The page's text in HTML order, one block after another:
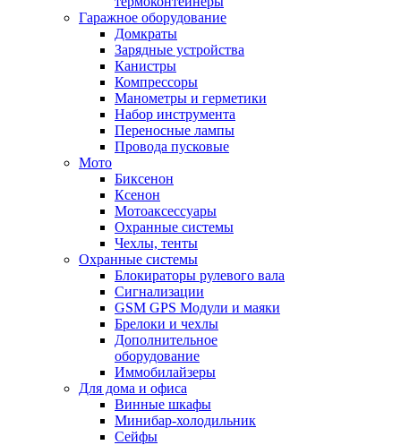
Гаражное оборудование
Домкраты
Зарядные устройства
Канистры
Компрессоры
Манометры и герметики
Набор инструмента
Переносные лампы
Провода пусковые
Мото
Биксенон
Ксенон
Мотоаксессуары
Охранные системы
Чехлы, тенты
Охранные системы
Блокираторы рулевого вала
Сигнализации
GSM GPS Модули и маяки
Брелоки и чехлы
Дополнительное
оборудование
Иммобилайзеры
Для дома и офиса
Винные шкафы
Минибар-холодильник
Сейфы